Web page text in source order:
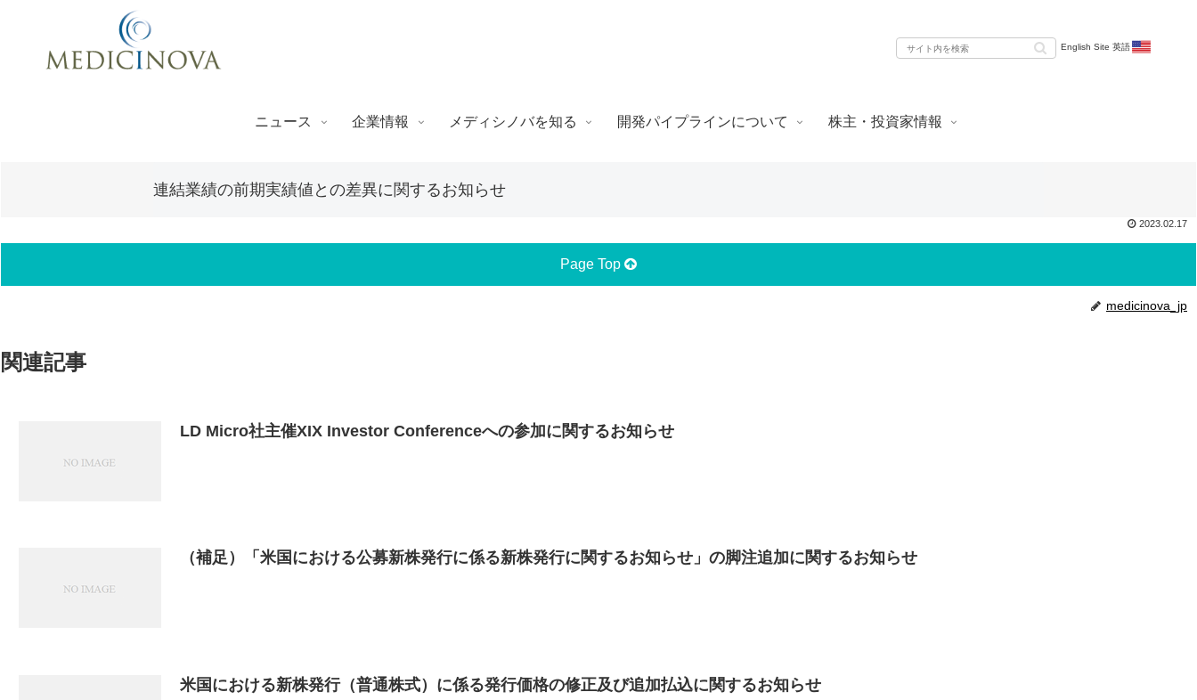
English Site 英語
ニュース 企業情報 メディシノバを知る 開発パイプラインについて 株主・投資家情報
連結業績の前期実績値との差異に関するお知らせ
2023.02.17
Page Top
medicinova_jp
関連記事
LD Micro社主催XIX Investor Conferenceへの参加に関するお知らせ
（補足）「米国における公募新株発行に係る新株発行に関するお知らせ」の脚注追加に関するお知らせ
米国における新株発行（普通株式）に係る発行価格の修正及び追加払込に関するお知らせ